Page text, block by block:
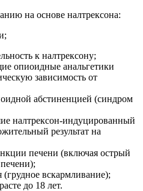
на основе налтрексона:
к налтрексону;
опиоидные анальгетики
зависимость от
абстиненцией (синдром
налтрексон-индуцированный
результат на
печени (включая острый
(грудное вскармливание);
до 18 лет.